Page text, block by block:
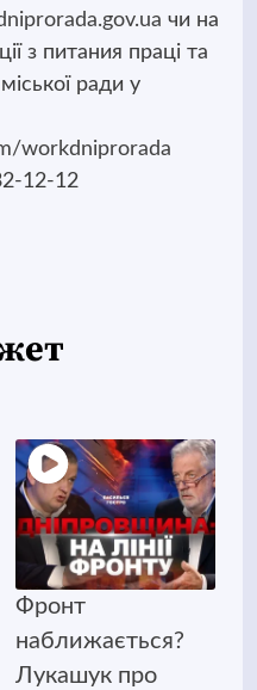
чи на
з питания праці та
ради у
workdniprorada
12-12
Фронт
наближається?
Лукашук про